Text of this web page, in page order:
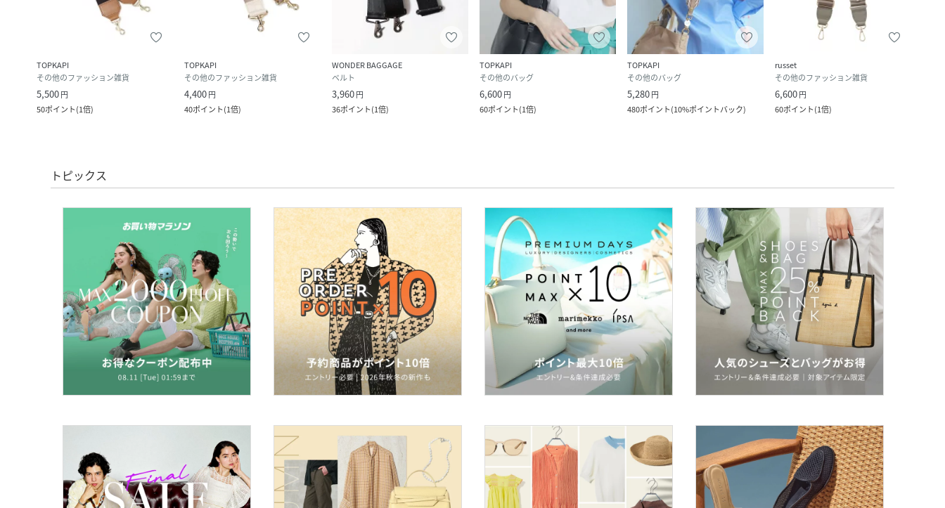
TOPKAPI
その他のファッション雑貨
5,500円
50ポイント(1倍)
TOPKAPI
その他のファッション雑貨
4,400円
40ポイント(1倍)
WONDER BAGGAGE
ベルト
3,960円
36ポイント(1倍)
TOPKAPI
その他のバッグ
6,600円
60ポイント(1倍)
TOPKAPI
その他のバッグ
5,280円
480ポイント(10%ポイントバック)
russet
その他のファッション雑貨
6,600円
60ポイント(1倍)
トピックス